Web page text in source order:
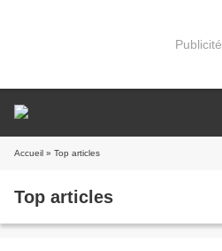
Publicité
Accueil » Top articles
Top articles